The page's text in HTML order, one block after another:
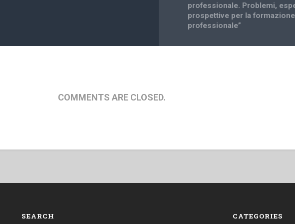
professionale. Problemi,
prospettive per la formazione
professionale”
COMMENTS ARE CLOSED.
SEARCH CATEGORIES